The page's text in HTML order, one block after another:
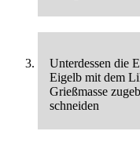
Unterdessen die
Eigelb mit dem
Grießmasse
schneiden